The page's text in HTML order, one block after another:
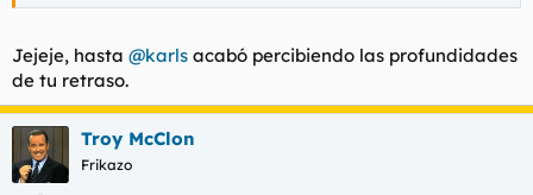
Jejeje, hasta @karls acabó percibiendo las profundidades
de tu retraso.
Troy McClon
Frikazo